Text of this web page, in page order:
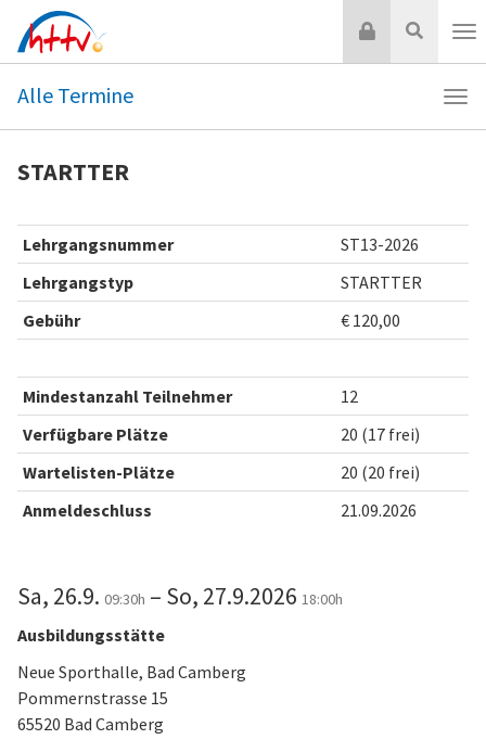
Inhalt
springen
Suche
Login
Alle
Alle Termine
STARTTER
Lehrgangsnummer
ST13-2026
Lehrgangstyp
STARTTER
Gebühr
€ 120,00
Mindestanzahl Teilnehmer
12
Verfügbare Plätze
20 (17 frei)
Wartelisten-Plätze
20 (20 frei)
Anmeldeschluss
21.09.2026
Sa, 26.9. 09:30h – So, 27.9.2026 18:00h
Ausbildungsstätte
Neue Sporthalle, Bad Camberg
Pommernstrasse 15
65520 Bad Camberg